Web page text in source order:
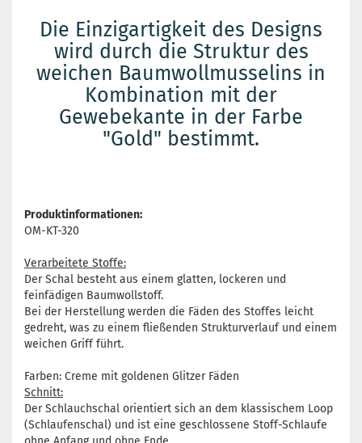
Die Einzigartigkeit des Designs
wird durch die Struktur des
weichen Baumwollmusselins in
Kombination mit der
Gewebekante in der Farbe
"Gold" bestimmt.
Produktinformationen:
OM-KT-320
Verarbeitete Stoffe:
Der Schal besteht aus einem glatten, lockeren und
feinfädigen Baumwollstoff.
Bei der Herstellung werden die Fäden des Stoffes leicht
gedreht, was zu einem fließenden Strukturverlauf und einem
weichen Griff führt.
Farben: Creme mit goldenen Glitzer Fäden
Schnitt:
Der Schlauchschal orientiert sich an dem klassischem Loop
(Schlaufenschal) und ist eine geschlossene Stoff-Schlaufe